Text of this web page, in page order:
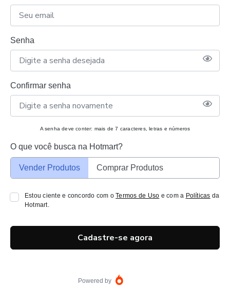
Senha
Confirmar senha
A senha deve conter: mais de 7 caracteres, letras e números
O que você busca na Hotmart?
Vender Produtos Comprar Produtos
Estou ciente e concordo com oTermos de Uso e com a Políticas da
Hotmart.
Cadastre-se agora
Powered by